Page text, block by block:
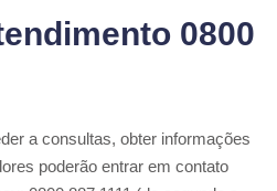
0800
a consultas, obter informações
poderão entrar em contato